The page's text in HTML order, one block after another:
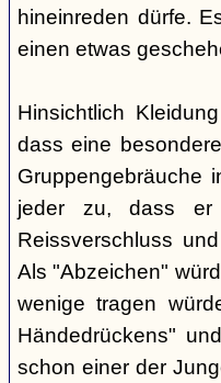
hineinreden dürfe.
einen etwas
Hinsichtlich
dass eine
Gruppengebräuche
jeder zu, dass er
Reissverschluss
Als "Abzeichen"
wenige tragen
Händedrückens"
schon einer der